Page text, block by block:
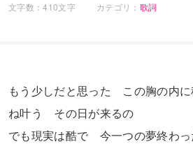
もう少しだと思った この胸の内
ね叶う その日が来るの
でも現実は酷で 今一つの夢終わ
文字数：410文字
カテゴリ： 歌詞